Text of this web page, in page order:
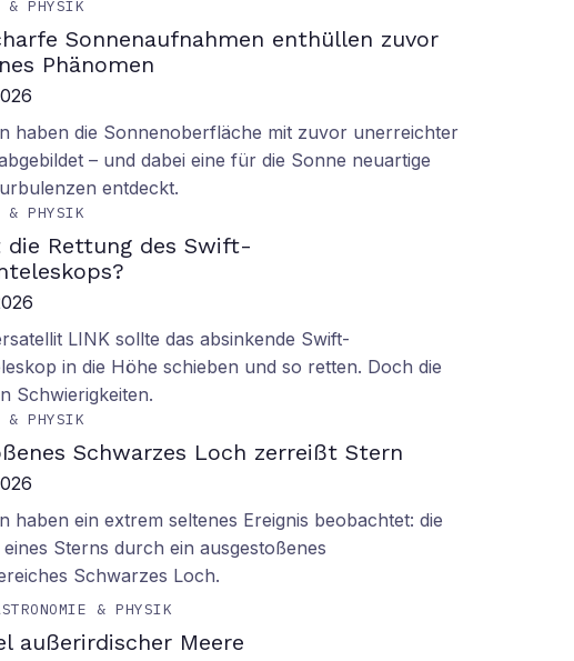
& PHYSIK
Sonnenaufnahmen enthüllen zuvor
Phänomen
haben die Sonnenoberfläche mit zuvor unerreichter
– und dabei eine für die Sonne neuartige
entdeckt.
& PHYSIK
die Rettung des Swift-
LINK sollte das absinkende Swift-
in die Höhe schieben und so retten. Doch die
Schwierigkeiten.
& PHYSIK
Schwarzes Loch zerreißt Stern
haben ein extrem seltenes Ereignis beobachtet: die
Sterns durch ein ausgestoßenes
Schwarzes Loch.
& PHYSIK
außerirdischer Meere